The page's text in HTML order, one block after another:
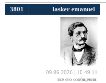
3801 lasker emanuel
09.06.2026 | 10:49:11
все его сообщения: